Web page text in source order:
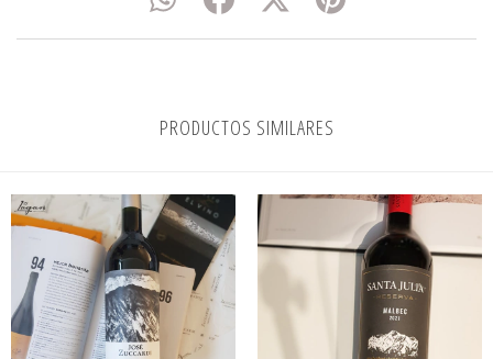
PRODUCTOS SIMILARES